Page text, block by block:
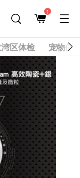
1
区体检 宠物健